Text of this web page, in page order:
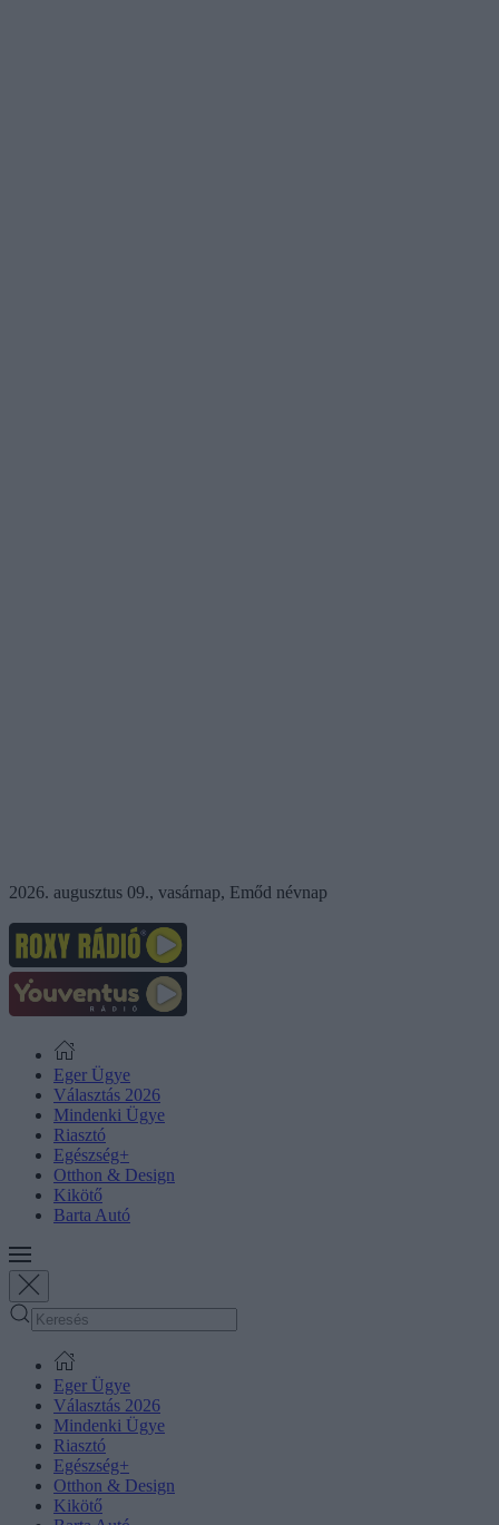
2026. augusztus 09., vasárnap, Emőd névnap
Eger Ügye
Választás 2026
Mindenki Ügye
Riasztó
Egészség+
Otthon & Design
Kikötő
Barta Autó
Eger Ügye
Választás 2026
Mindenki Ügye
Riasztó
Egészség+
Otthon & Design
Kikötő